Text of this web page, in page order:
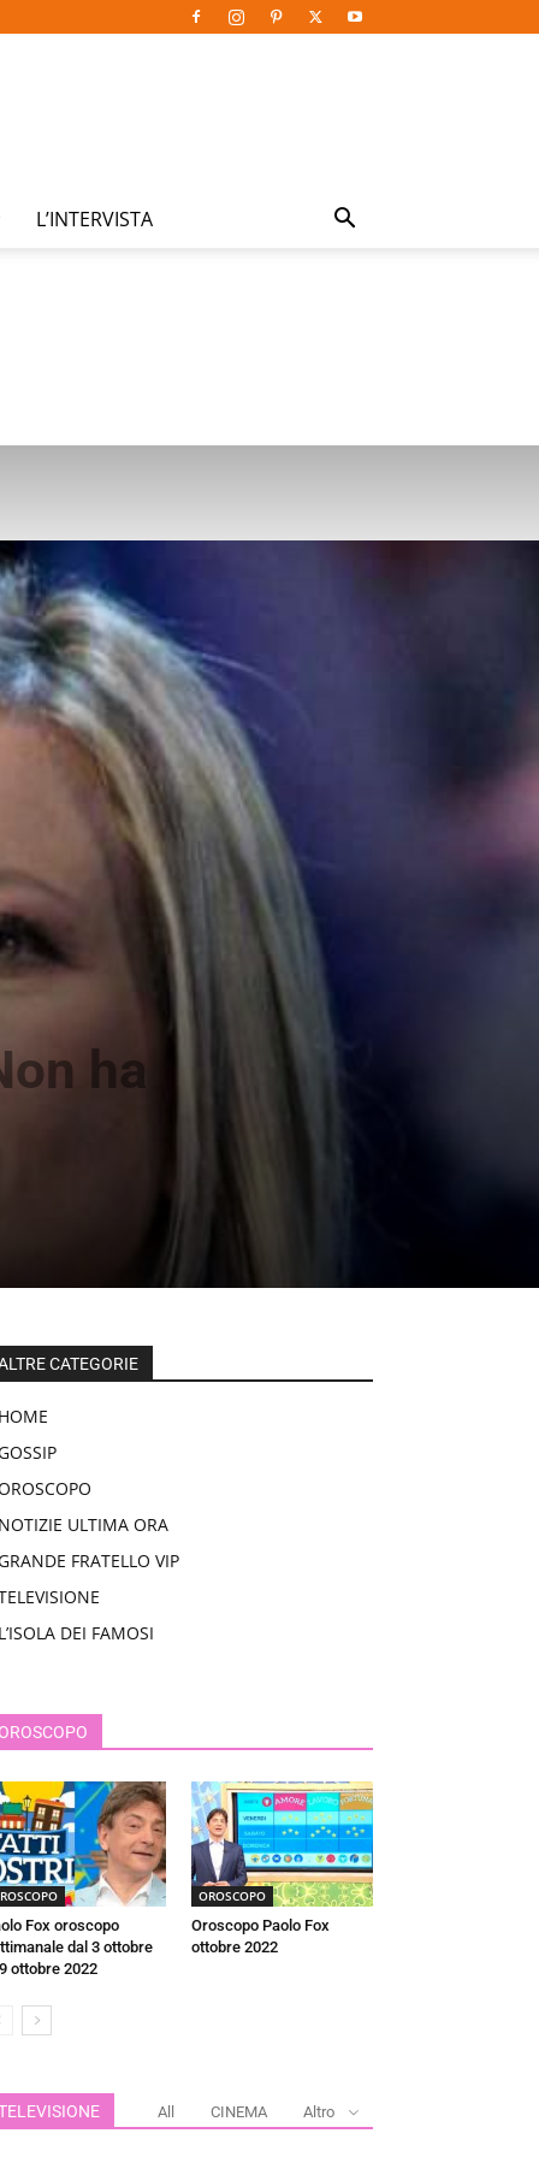
L’INTERVISTA
ha
CATEGORIE
HOME
GOSSIP
NOTIZIE ULTIMA ORA
GRANDE FRATELLO VIP
L’ISOLA DEI FAMOSI
OROSCOPO
Fox oroscopo
dal 3 ottobre
ottobre 2022
OROSCOPO
Oroscopo Paolo Fox
ottobre 2022
All CINEMA Altro